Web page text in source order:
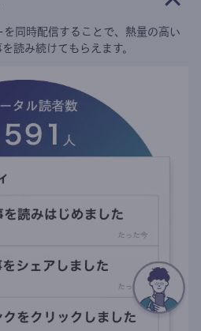
同時配信することで、熱量の高い
読み続けてもらえます。